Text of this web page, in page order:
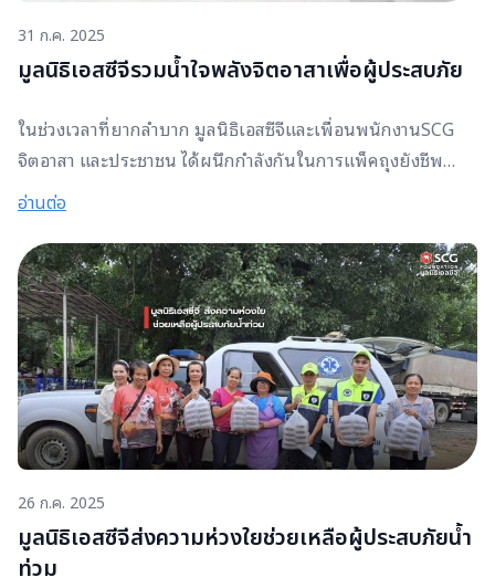
31 ก.ค. 2025
มูลนิธิเอสซีจีรวมน้ำใจพลังจิตอาสาเพื่อผู้ประสบภัย
ในช่วงเวลาที่ยากลำบาก มูลนิธิเอสซีจีและเพื่อนพนักงานSCG
จิตอาสา และประชาชน ได้ผนึกกำลังกันในการแพ็คถุงยังชีพ
จำนวน 1,000 ชุด เพื่อส่งมอบความช่วยเหลือไปยังผู้ประสบภัย
ถุงยังชีพเหล่านี้ไม่ใช่แค่สิ่งของบรรเทาทุกข์แต่ยังเป็นสัญลักษณ์
ของความห่วงใยและกำลังใจจากพวกเราทุกคน มูลนิธิฯ ขอ
ขอบคุณจิตอาสาทุกท่านที่สละเวลา แรงกาย และแรงใจ ในการ
ร่วมกิจกรรมครั้งนี้ ขอเป็นกำลังใจให้ทุกท่านก้าวผ่านความยาก
ลำบากนี้ไปได้อย่างเข้มแข็ง มูลนิธิเอสซีจีพร้อมเคียงข้าง เราจะ
จับมือผ่านพ้นวิกฤตนี้ไปด้วยกัน
อ่านต่อ
26 ก.ค. 2025
มูลนิธิเอสซีจีส่งความห่วงใยช่วยเหลือผู้ประสบภัยน้ำ
ท่วม